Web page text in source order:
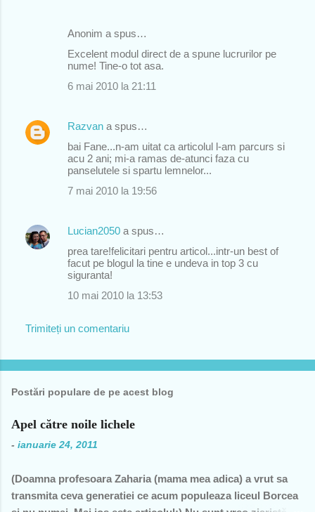
i
Anonim a spus…
Excelent modul direct de a spune lucrurilor pe
nume! Tine-o tot asa.
6 mai 2010 la 21:11
Razvan a spus…
bai Fane...n-am uitat ca articolul l-am parcurs si
acu 2 ani; mi-a ramas de-atunci faza cu
panselutele si spartu lemnelor...
7 mai 2010 la 19:56
Lucian2050 a spus…
prea tare!felicitari pentru articol...intr-un best of
facut pe blogul la tine e undeva in top 3 cu
siguranta!
10 mai 2010 la 13:53
Trimiteți un comentariu
Postări populare de pe acest blog
Apel către noile lichele
- ianuarie 24, 2011
(Doamna profesoara Zaharia (mama mea adica) a vrut sa
transmita ceva generatiei ce acum populeaza liceul Borcea